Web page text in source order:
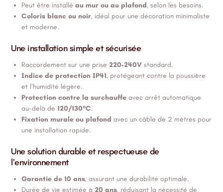
Peut être installéau mur ou au plafond, selon les besoins.
Coloris blanc ou noir, idéal pour une décoration minimaliste
et moderne.
Une installation simple et sécurisée
Raccordement sur une prise220-240V standard.
Indice de protection IP41, protégeant contre la poussière
et l’humidité légère.
Protection contre la surchauffe avec arrêt automatique
au-delà de120/130°C.
Fixation murale ou plafond avec un câble de 2 mètres pour
une installation rapide.
Une solution durable et respectueuse de
l’environnement
Garantie de 10 ans, assurant une durabilité optimale.
Durée de vie estimée à20 ans, réduisant la nécessité de